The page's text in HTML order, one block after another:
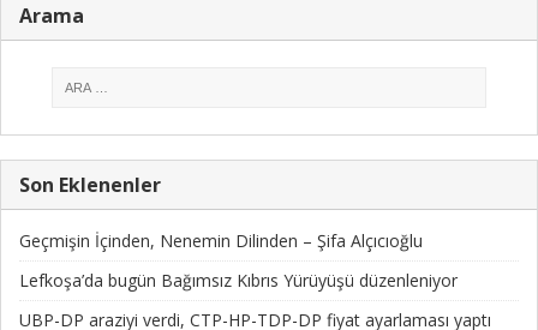
Arama
Son Eklenenler
Geçmişin İçinden, Nenemin Dilinden – Şifa Alçıcıoğlu
Lefkoşa’da bugün Bağımsız Kıbrıs Yürüyüşü düzenleniyor
UBP-DP araziyi verdi, CTP-HP-TDP-DP fiyat ayarlaması yaptı